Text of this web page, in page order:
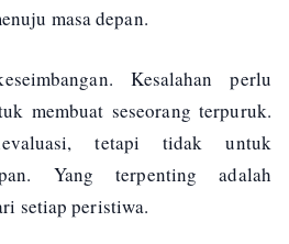
masa depan.
Kesalahan perlu
membuat seseorang terpuruk.
tetapi tidak untuk
Yang terpenting adalah
setiap peristiwa.